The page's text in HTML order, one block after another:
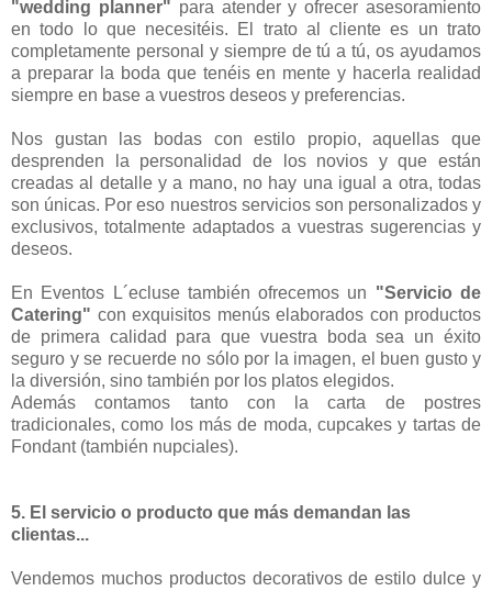
"wedding planner" para atender y ofrecer asesoramiento
en todo lo que necesitéis. El trato al cliente es un trato
completamente personal y siempre de tú a tú, os ayudamos
a preparar la boda que tenéis en mente y hacerla realidad
siempre en base a vuestros deseos y preferencias.
Nos gustan las bodas con estilo propio, aquellas que
desprenden la personalidad de los novios y que están
creadas al detalle y a mano, no hay una igual a otra, todas
son únicas. Por eso nuestros servicios son personalizados y
exclusivos, totalmente adaptados a vuestras sugerencias y
deseos.
En Eventos L´ecluse también ofrecemos un "Servicio de
Catering" con exquisitos menús elaborados con productos
de primera calidad para que vuestra boda sea un éxito
seguro y se recuerde no sólo por la imagen, el buen gusto y
la diversión, sino también por los platos elegidos.
Además contamos tanto con la carta de postres
tradicionales, como los más de moda, cupcakes y tartas de
Fondant (también nupciales).
5. El servicio o producto que más demandan las
clientas...
Vendemos muchos productos decorativos de estilo dulce y